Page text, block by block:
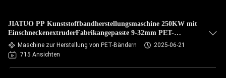
JIATUO PP Kunststoffbandherstellungsmaschine 250KW mit
EinschneckenextruderFabrikangepasste 9-32mm PET-
Kunststoffband-Produktionslinie PET-Band-Ausrüstung mit
100-600/H Extrusionsleistung
Maschine zur Herstellung von PET-Bändern
2025-06-21
715 Ansichten